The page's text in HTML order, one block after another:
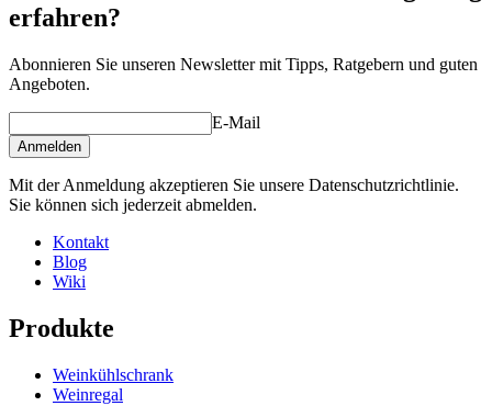
Höhe (cm)
Breite (cm)10
Tiefe (cm)
product extension
erfahren?
Abonnieren Sie unseren Newsletter mit Tipps, Ratgebern und guten
Angeboten.
E-Mail
Anmelden
Mit der Anmeldung akzeptieren Sie unsere Datenschutzrichtlinie.
Sie können sich jederzeit abmelden.
Kontakt
Blog
Wiki
Produkte
Weinkühlschrank
Weinregal